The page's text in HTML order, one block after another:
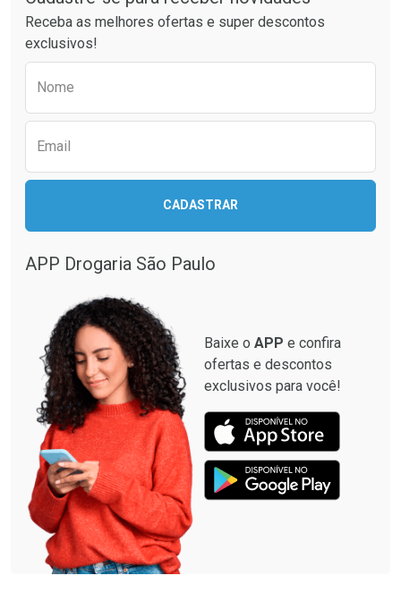
Ativar Desconto
Comprar sem Desconto
Comprar sem Desconto
Por R$ 61,55/cada
Ativar Desconto
Comprar sem Desconto
Comprar sem Desconto
Receba as melhores ofertas e super descontos
exclusivos!
Nome
Email
CADASTRAR
APP Drogaria São Paulo
Baixe o APP e confira
ofertas e descontos
exclusivos para você!